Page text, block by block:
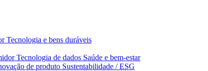
Tecnologia e bens duráveis
Tecnologia de dados Saúde e bem‑estar
de produto Sustentabilidade / ESG